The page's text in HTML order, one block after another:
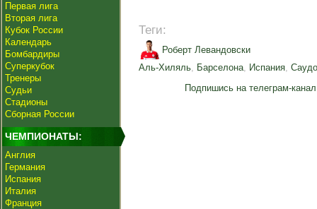
Первая лига
Вторая лига
Кубок России
Календарь
Бомбардиры
Суперкубок
Тренеры
Судьи
Стадионы
Сборная России
ЧЕМПИОНАТЫ:
Англия
Германия
Испания
Италия
Франция
Теги:
Роберт Левандовски
Аль-Хиляль, Барселона, Испания,
Подпишись на телеграм-